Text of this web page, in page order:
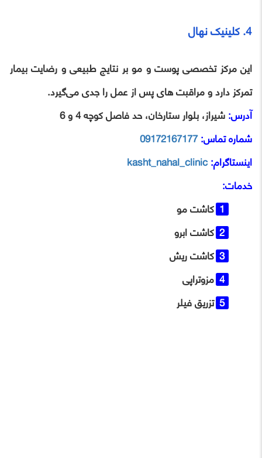
4. کلینیک نهال
این مرکز تخصصی پوست و مو بر نتایج طبیعی و رضایت بیمار
تمرکز دارد و مراقبت‌ های پس از عمل را جدی می‌گیرد.
آدرس:شیراز، بلوار ستارخان، حد فاصل کوچه 4 و 6
شماره تماس:09172167177
اینستاگرام:kasht_nahal_clinic
خدمات:
کاشت مو
کاشت ابرو
کاشت ریش
مزوتراپی
تزریق فیلر